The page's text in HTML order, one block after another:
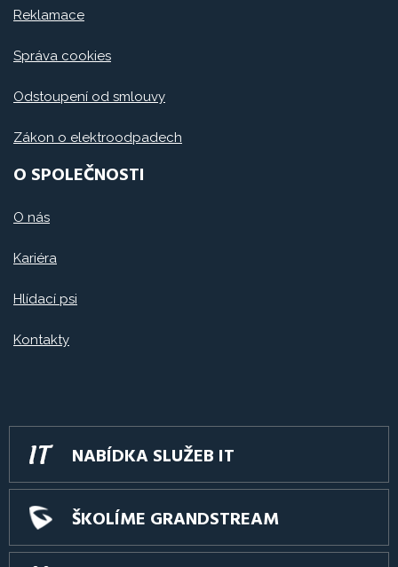
Reklamace
Správa cookies
Odstoupení od smlouvy
Zákon o elektroodpadech
O SPOLEČNOSTI
O nás
Kariéra
Hlídací psi
Kontakty
NABÍDKA SLUŽEB IT
ŠKOLÍME GRANDSTREAM